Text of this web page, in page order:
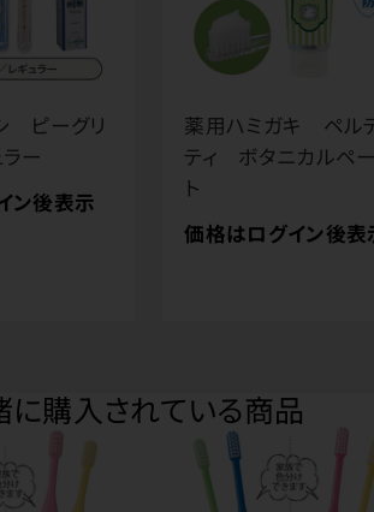
ピーグリ
ー
ン後表示
薬用ハミガキ ペル
ティ ボタニカルペ
ト
価格はログイン後表
に購入されている商品